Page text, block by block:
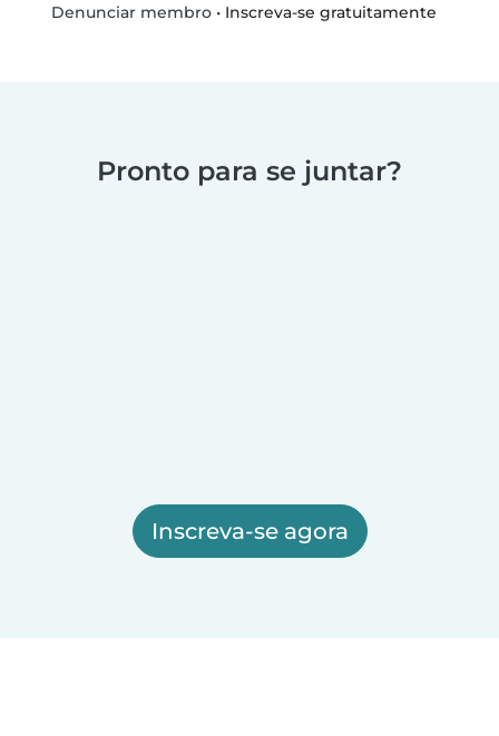
Denunciar membro• Inscreva-se gratuitamente
Pronto para se juntar?
Inscreva-se agora